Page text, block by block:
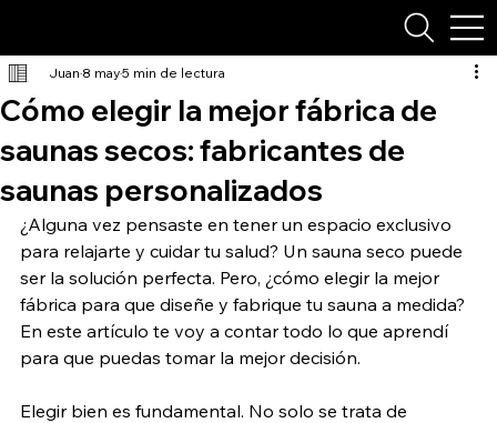
Cómo elegir la mejor fábrica de
saunas secos: fabricantes de
saunas personalizados
Juan 8 may5 min de lectura
¿Alguna vez pensaste en tener un espacio exclusivo
para relajarte y cuidar tu salud? Un sauna seco puede
ser la solución perfecta. Pero, ¿cómo elegir la mejor
fábrica para que diseñe y fabrique tu sauna a medida?
En este artículo te voy a contar todo lo que aprendí
para que puedas tomar la mejor decisión.
Elegir bien es fundamental. No solo se trata de